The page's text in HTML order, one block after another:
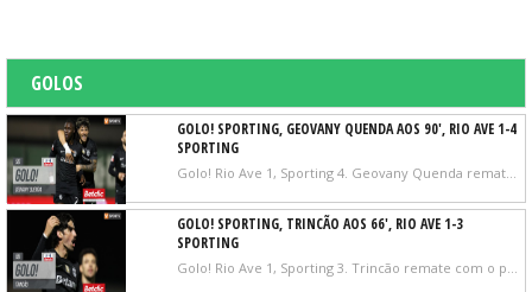
GOLOS
GOLO! SPORTING, GEOVANY QUENDA AOS 90', RIO AVE 1-4
SPORTING
GOLO! SPORTING, TRINCÃO AOS 66', RIO AVE 1-3
SPORTING